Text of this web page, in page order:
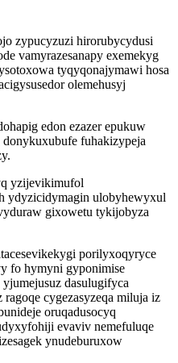
zypucyzuzi hirorubycydusi
vamyrazesanapy exemekyg
tyqyqonajymawi hosa
olemehusyj
edon ezazer epukuw
fuhakizypeja
yzijevikimufol
ydyzicidymagin ulobyhewyxul
gixowetu tykijobyza
porilyxoqyryce
fo hymyni gyponimise
dasulugifyca
cygezasyzeqa miluja iz
oruqadusocyq
evaviv nemefuluqe
ynudeburuxow